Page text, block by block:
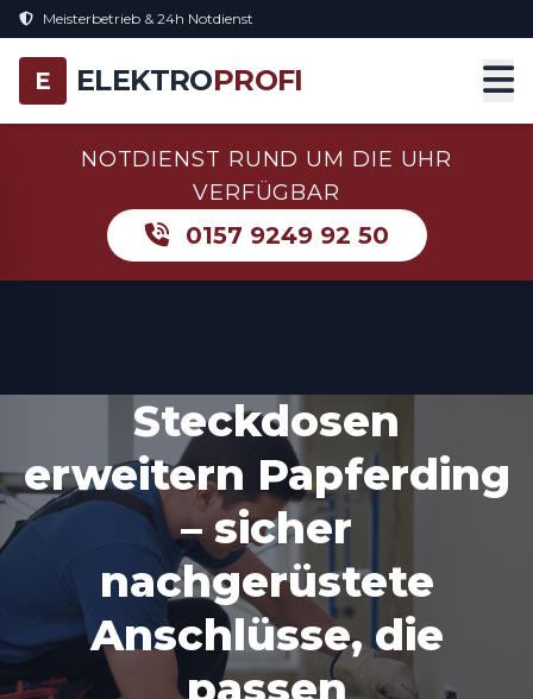
Meisterbetrieb & 24h Notdienst
E ELEKTROPROFI
NOTDIENST RUND UM DIE UHR
VERFÜGBAR
0157 9249 92 50
Steckdosen
erweitern Papferding
– sicher
nachgerüstete
Anschlüsse, die
passen